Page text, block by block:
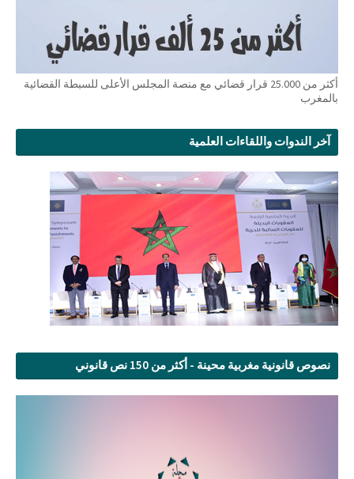
أكثر من 25.000 قرار قضائي مع منصة المجلس الأعلى للسبطة القضائية
بالمغرب
آخر الندوات واللقاءات العلمية
نصوص قانونية مغربية محينة - أكثر من 150 نص قانوني